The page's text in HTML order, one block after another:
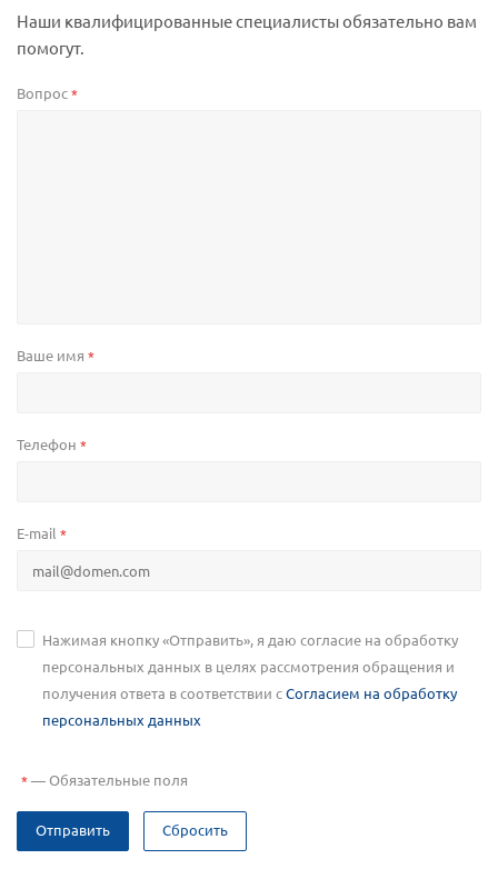
Наши квалифицированные специалисты обязательно вам
помогут.
Вопрос*
Ваше имя *
Телефон *
E-mail *
Нажимая кнопку «Отправить», я даю согласие на обработку
персональных данных в целях рассмотрения обращения и
получения ответа в соответствии сСогласием на обработку
персональных данных
*—Обязательные поля
Отправить Сбросить